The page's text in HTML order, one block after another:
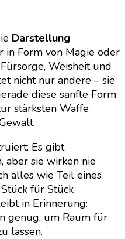
Darstellung
in Form von Magie oder
Weisheit und
nicht nur andere – sie
diese sanfte Form
stärksten Waffe
Es gibt
aber sie wirken nie
alles wie Teil eines
für Stück
in Erinnerung:
genug, um Raum für
lassen.